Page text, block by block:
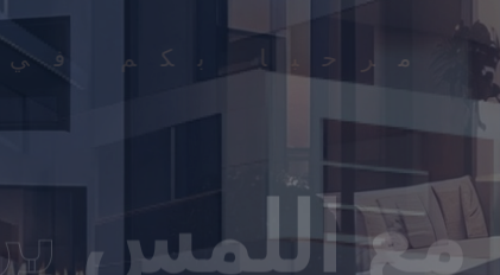
مرحبا بكم
مع اللمس